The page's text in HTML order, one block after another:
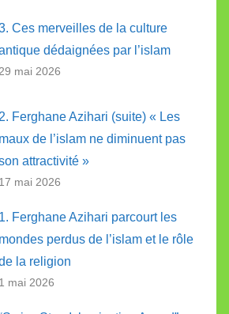
Ces merveilles de la culture
dédaignées par l’islam
29 mai 2026
2. Ferghane Azihari (suite) « Les
maux de l’islam ne diminuent pas
attractivité »
17 mai 2026
1. Ferghane Azihari parcourt les
mondes perdus de l’islam et le rôle
la religion
1 mai 2026